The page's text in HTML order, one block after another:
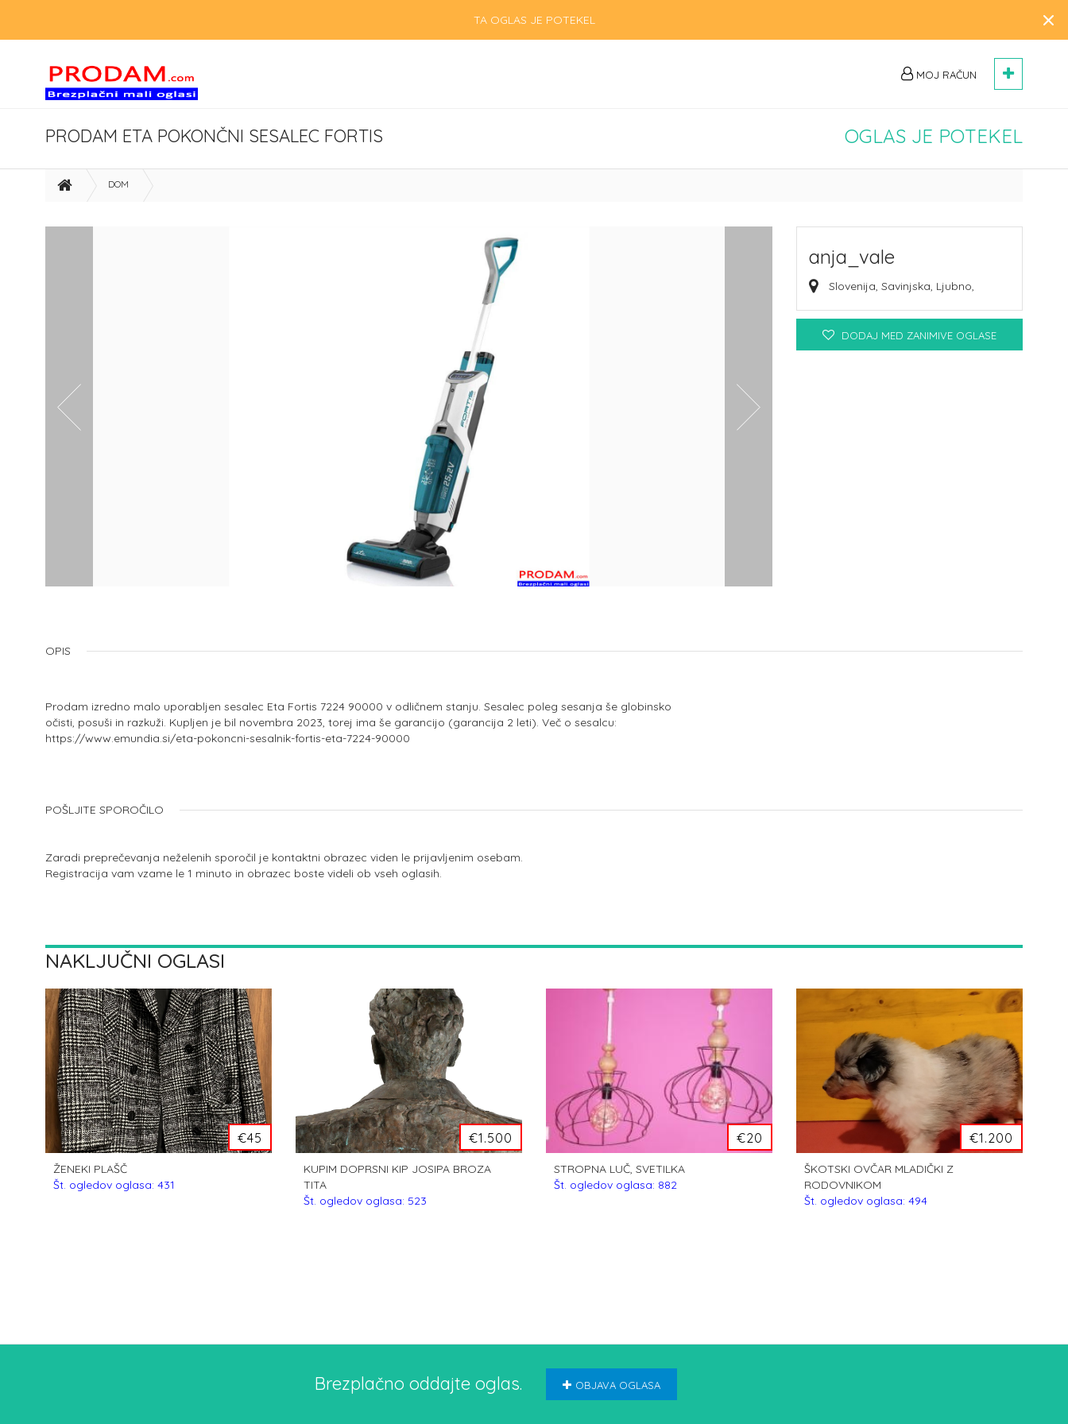
×
TA OGLAS JE POTEKEL
MOJ RAČUN
PRODAM ETA POKONČNI SESALEC FORTIS OGLAS JE POTEKEL
DOM
anja_vale
Slovenija, Savinjska, Ljubno,
DODAJ MED ZANIMIVE OGLASE
OPIS
Prodam izredno malo uporabljen sesalec Eta Fortis 7224 90000 v odličnem stanju. Sesalec poleg sesanja še globinsko
očisti, posuši in razkuži. Kupljen je bil novembra 2023, torej ima še garancijo (garancija 2 leti). Več o sesalcu:
https://www.emundia.si/eta-pokoncni-sesalnik-fortis-eta-7224-90000
POŠLJITE SPOROČILO
Zaradi preprečevanja neželenih sporočil je kontaktni obrazec viden le prijavljenim osebam.
Registracija vam vzame le 1 minuto in obrazec boste videli ob vseh oglasih.
NAKLJUČNI OGLASI
€45
ŽENEKI PLAŠČ
Št. ogledov oglasa: 431
€1.500
KUPIM DOPRSNI KIP JOSIPA BROZA
TITA
Št. ogledov oglasa: 523
€20
STROPNA LUČ, SVETILKA
Št. ogledov oglasa: 882
€1.200
ŠKOTSKI OVČAR MLADIČKI Z
RODOVNIKOM
Št. ogledov oglasa: 494
Brezplačno oddajte oglas. OBJAVA OGLASA